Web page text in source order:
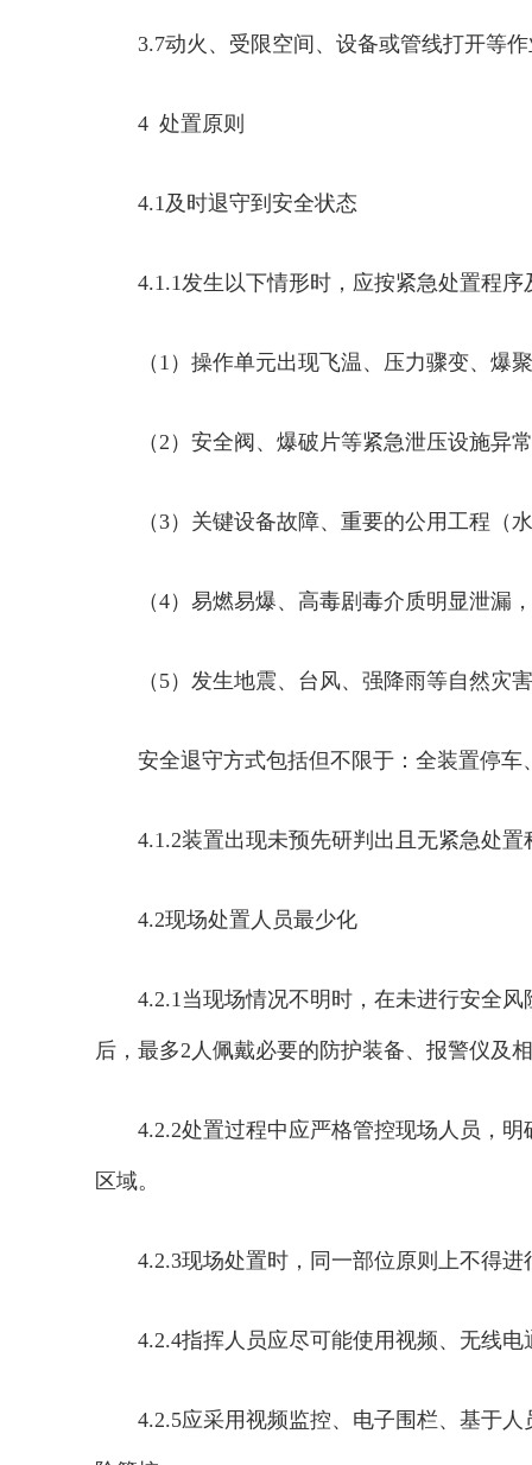
3.7动火、受限空间、设备或管线打开等
4 处置原则
4.1及时退守到安全状态
4.1.1发生以下情形时，应按紧急处置程
（1）操作单元出现飞温、压力骤变、
（2）安全阀、爆破片等紧急泄压设施异
（3）关键设备故障、重要的公用工程
（4）易燃易爆、高毒剧毒介质明显泄漏
（5）发生地震、台风、强降雨等自然灾
安全退守方式包括但不限于：全装置停
4.1.2装置出现未预先研判出且无紧急处
4.2现场处置人员最少化
4.2.1当现场情况不明时，在未进行安全
后，最多2人佩戴必要的防护装备、报警仪及
4.2.2处置过程中应严格管控现场人员，
区域。
4.2.3现场处置时，同一部位原则上不得
4.2.4指挥人员应尽可能使用视频、无线
4.2.5应采用视频监控、电子围栏、基于